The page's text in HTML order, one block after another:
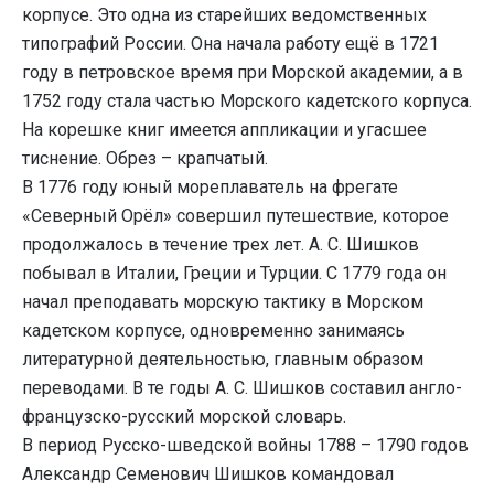
корпусе. Это одна из старейших ведомственных
типографий России. Она начала работу ещё в 1721
году в петровское время при Морской академии, а в
1752 году стала частью Морского кадетского корпуса.
На корешке книг имеется аппликации и угасшее
тиснение. Обрез – крапчатый.
В 1776 году юный мореплаватель на фрегате
«Северный Орёл» совершил путешествие, которое
продолжалось в течение трех лет. А. С. Шишков
побывал в Италии, Греции и Турции. С 1779 года он
начал преподавать морскую тактику в Морском
кадетском корпусе, одновременно занимаясь
литературной деятельностью, главным образом
переводами. В те годы А. С. Шишков составил англо-
французско-русский морской словарь.
В период Русско-шведской войны 1788 – 1790 годов
Александр Семенович Шишков командовал